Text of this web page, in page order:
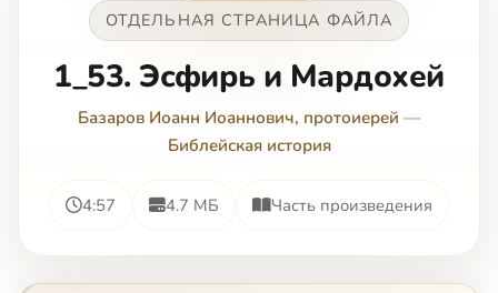
ОТДЕЛЬНАЯ СТРАНИЦА ФАЙЛА
1_53. Эсфирь и Мардохей
Базаров Иоанн Иоаннович, протоиерей —
Библейская история
4:57 4.7 МБ Часть произведения